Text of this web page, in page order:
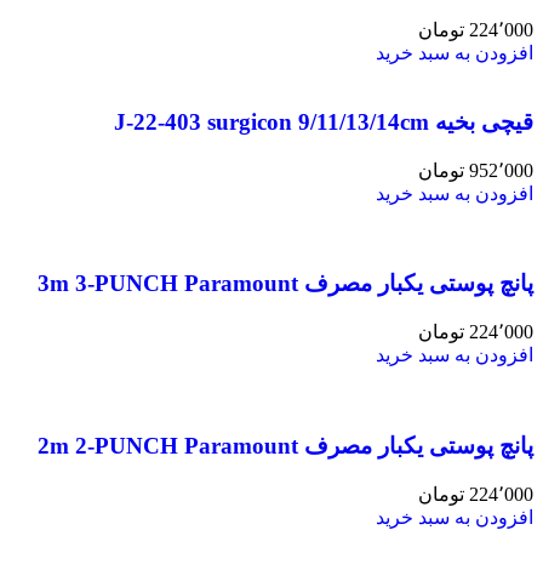
224٬000 تومان
افزودن به سبد خرید
قیچی بخیه J-22-403 surgicon 9/11/13/14cm
952٬000 تومان
افزودن به سبد خرید
پانچ پوستی یکبار مصرف 3m 3-PUNCH Paramount
224٬000 تومان
افزودن به سبد خرید
پانچ پوستی یکبار مصرف 2m 2-PUNCH Paramount
224٬000 تومان
افزودن به سبد خرید